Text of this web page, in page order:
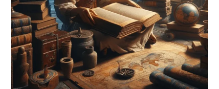
Alltag
Und
Unsere
Kommunikation.
Dein
Lebensrad
Drehen